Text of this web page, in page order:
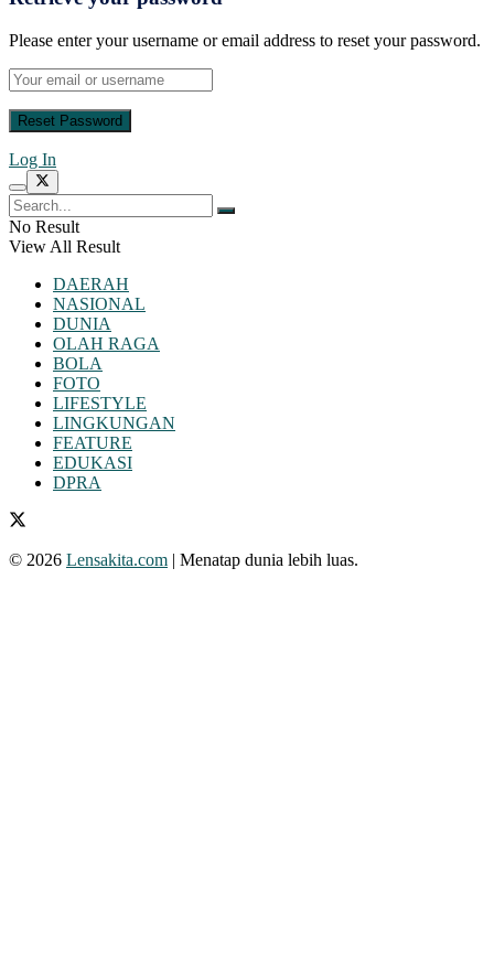
Please enter your username or email address to reset your password.
Log In
No Result
View All Result
DAERAH
NASIONAL
DUNIA
OLAH RAGA
BOLA
FOTO
LIFESTYLE
LINGKUNGAN
FEATURE
EDUKASI
DPRA
© 2026 Lensakita.com | Menatap dunia lebih luas.